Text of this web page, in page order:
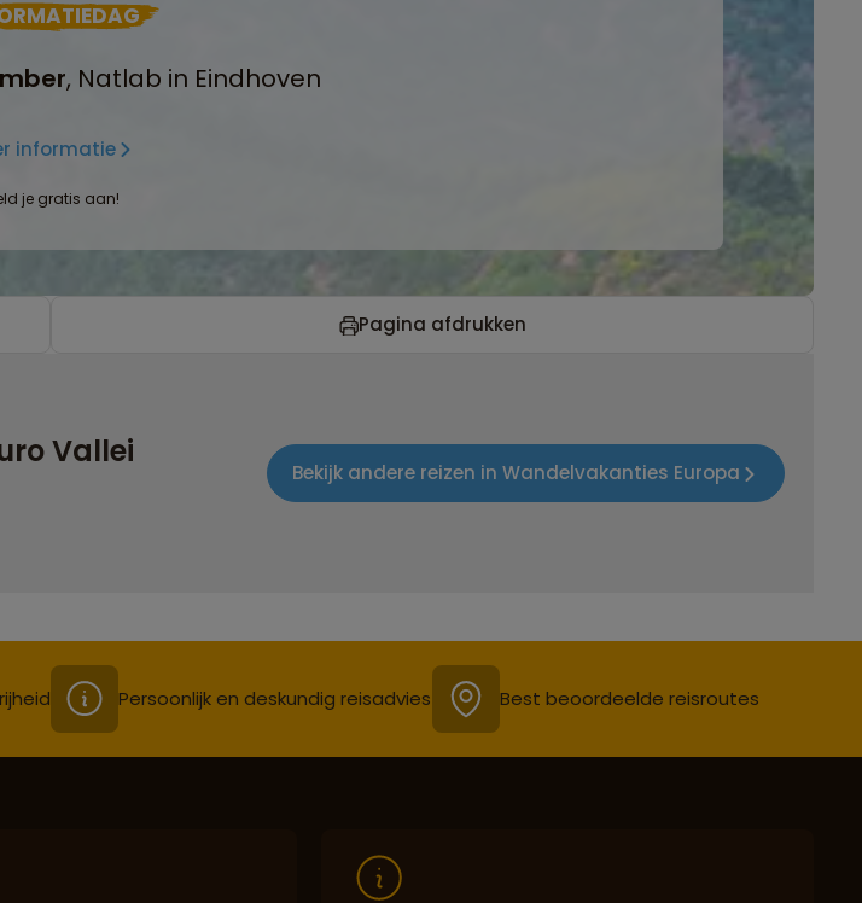
, Natlab in Eindhoven
informatie
je gratis aan!
Pagina afdrukken
Vallei
Bekijk andere reizen in Wandelvakanties Europa
Persoonlijk en deskundig reisadvies Best beoordeelde reisroutes